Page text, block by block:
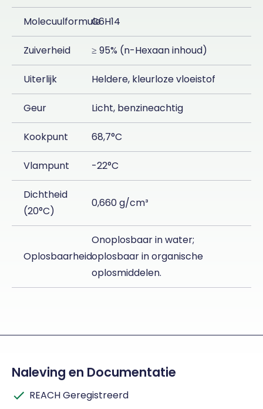
MolecuulformuleC6H14
Zuiverheid ≥ 95% (n-Hexaan inhoud)
Uiterlijk Heldere, kleurloze vloeistof
Geur Licht, benzineachtig
Kookpunt 68,7°C
Vlampunt -22°C
Dichtheid
(20°C)
0,660 g/cm³
Oplosbaarheid
Onoplosbaar in water;
oplosbaar in organische
oplosmiddelen.
Naleving en Documentatie
REACH Geregistreerd